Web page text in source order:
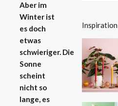
Aber im
Winter ist
es doch
etwas
schwieriger. Die
Sonne
scheint
nicht so
lange, es
Inspiration